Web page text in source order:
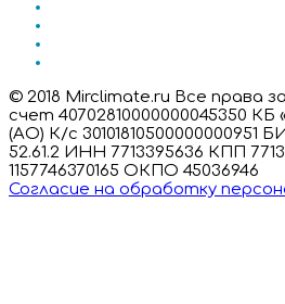
© 2018 Mirclimate.ru Все права
счет 40702810000000045350
(АО) К/с 30101810500000000951
52.61.2 ИНН 7713395636 КПП
1157746370165 ОКПО 45036946
Согласие на обработку